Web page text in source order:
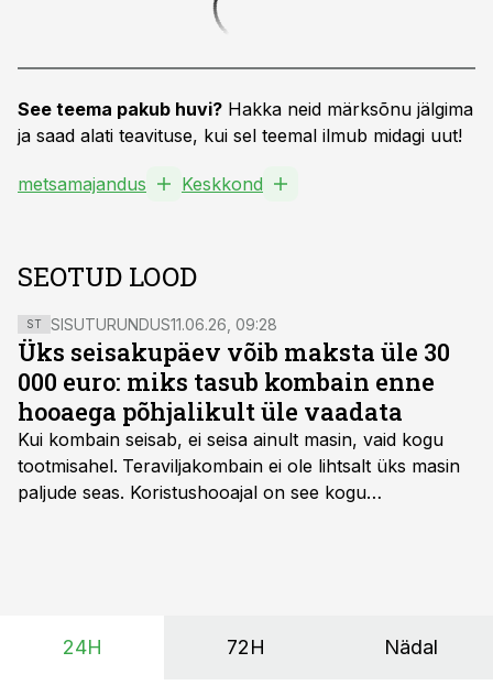
See teema pakub huvi? Hakka neid märksõnu jälgima
ja saad alati teavituse, kui sel teemal ilmub midagi uut!
metsamajandus Keskkond
SEOTUD LOOD
ST SISUTURUNDUS11.06.26, 09:28
Üks seisakupäev võib maksta üle 30
000 euro: miks tasub kombain enne
hooaega põhjalikult üle vaadata
Kui kombain seisab, ei seisa ainult masin, vaid kogu
tootmisahel. Teraviljakombain ei ole lihtsalt üks masin
paljude seas. Koristushooajal on see kogu
24H 72H Nädal